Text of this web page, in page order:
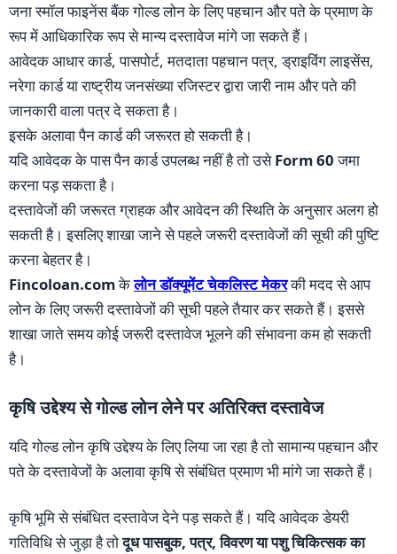
जना स्मॉल फाइनेंस बैंक गोल्ड लोन के लिए पहचान और पते के प्रमाण के
रूप में आधिकारिक रूप से मान्य दस्तावेज मांगे जा सकते हैं।
आवेदक आधार कार्ड, पासपोर्ट, मतदाता पहचान पत्र, ड्राइविंग लाइसेंस,
नरेगा कार्ड या राष्ट्रीय जनसंख्या रजिस्टर द्वारा जारी नाम और पते की
जानकारी वाला पत्र दे सकता है।
इसके अलावा पैन कार्ड की जरूरत हो सकती है।
यदि आवेदक के पास पैन कार्ड उपलब्ध नहीं है तो उसेForm 60जमा
करना पड़ सकता है।
दस्तावेजों की जरूरत ग्राहक और आवेदन की स्थिति के अनुसार अलग हो
सकती है। इसलिए शाखा जाने से पहले जरूरी दस्तावेजों की सूची की पुष्टि
करना बेहतर है।
Fincoloan.comकेलोन डॉक्यूमेंट चेकलिस्ट मेकरकी मदद से आप
लोन के लिए जरूरी दस्तावेजों की सूची पहले तैयार कर सकते हैं। इससे
शाखा जाते समय कोई जरूरी दस्तावेज भूलने की संभावना कम हो सकती
है।
कृषि उद्देश्य से गोल्ड लोन लेने पर अतिरिक्त दस्तावेज
यदि गोल्ड लोन कृषि उद्देश्य के लिए लिया जा रहा है तो सामान्य पहचान और
पते के दस्तावेजों के अलावा कृषि से संबंधित प्रमाण भी मांगे जा सकते हैं।
कृषि भूमि से संबंधित दस्तावेज देने पड़ सकते हैं। यदि आवेदक डेयरी
गतिविधि से जुड़ा है तोदूध पासबुक, पत्र, विवरण या पशु चिकित्सक का